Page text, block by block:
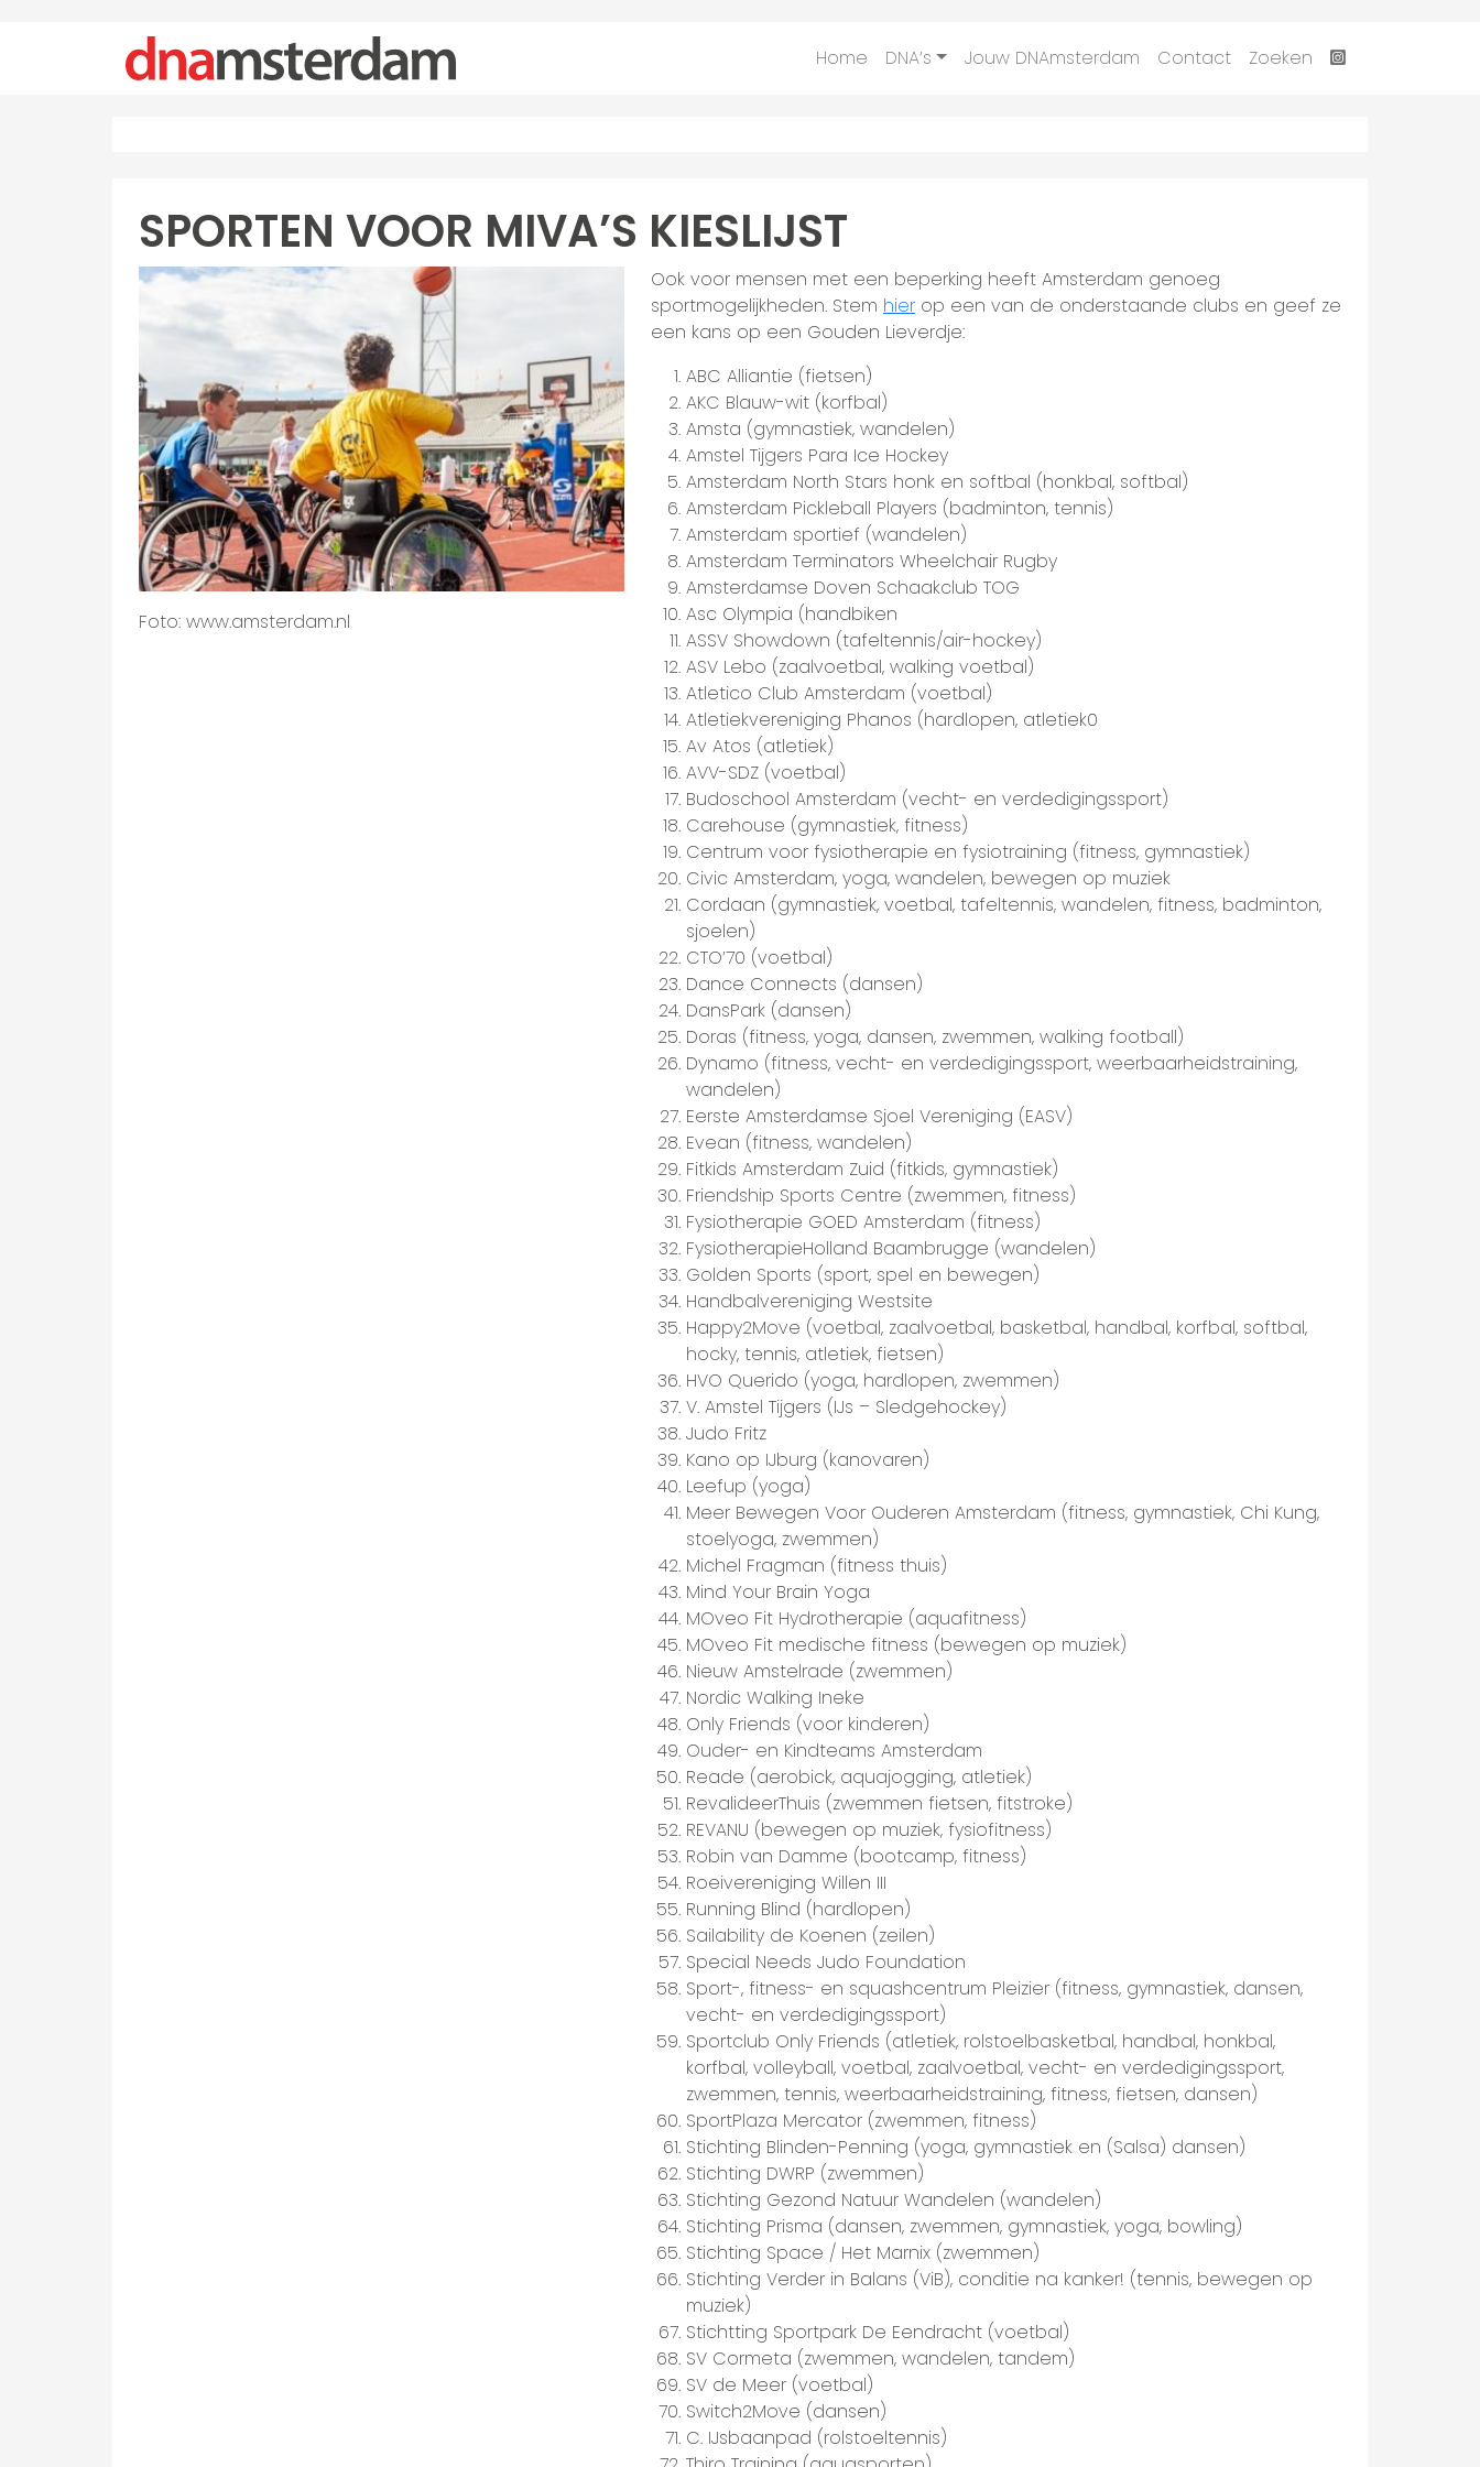
Home DNA’s Jouw DNAmsterdam Contact Zoeken
SPORTEN VOOR MIVA’S KIESLIJST
Foto: www.amsterdam.nl
Ook voor mensen met een beperking heeft Amsterdam genoeg
sportmogelijkheden. Stem hier op een van de onderstaande clubs en geef ze
een kans op een Gouden Lieverdje:
ABC Alliantie (fietsen)
AKC Blauw-wit (korfbal)
Amsta (gymnastiek, wandelen)
Amstel Tijgers Para Ice Hockey
Amsterdam North Stars honk en softbal (honkbal, softbal)
Amsterdam Pickleball Players (badminton, tennis)
Amsterdam sportief (wandelen)
Amsterdam Terminators Wheelchair Rugby
Amsterdamse Doven Schaakclub TOG
Asc Olympia (handbiken
ASSV Showdown (tafeltennis/air-hockey)
ASV Lebo (zaalvoetbal, walking voetbal)
Atletico Club Amsterdam (voetbal)
Atletiekvereniging Phanos (hardlopen, atletiek0
Av Atos (atletiek)
AVV-SDZ (voetbal)
Budoschool Amsterdam (vecht- en verdedigingssport)
Carehouse (gymnastiek, fitness)
Centrum voor fysiotherapie en fysiotraining (fitness, gymnastiek)
Civic Amsterdam, yoga, wandelen, bewegen op muziek
Cordaan (gymnastiek, voetbal, tafeltennis, wandelen, fitness, badminton,
sjoelen)
CTO’70 (voetbal)
Dance Connects (dansen)
DansPark (dansen)
Doras (fitness, yoga, dansen, zwemmen, walking football)
Dynamo (fitness, vecht- en verdedigingssport, weerbaarheidstraining,
wandelen)
Eerste Amsterdamse Sjoel Vereniging (EASV)
Evean (fitness, wandelen)
Fitkids Amsterdam Zuid (fitkids, gymnastiek)
Friendship Sports Centre (zwemmen, fitness)
Fysiotherapie GOED Amsterdam (fitness)
FysiotherapieHolland Baambrugge (wandelen)
Golden Sports (sport, spel en bewegen)
Handbalvereniging Westsite
Happy2Move (voetbal, zaalvoetbal, basketbal, handbal, korfbal, softbal,
hocky, tennis, atletiek, fietsen)
HVO Querido (yoga, hardlopen, zwemmen)
V. Amstel Tijgers (IJs – Sledgehockey)
Judo Fritz
Kano op IJburg (kanovaren)
Leefup (yoga)
Meer Bewegen Voor Ouderen Amsterdam (fitness, gymnastiek, Chi Kung,
stoelyoga, zwemmen)
Michel Fragman (fitness thuis)
Mind Your Brain Yoga
MOveo Fit Hydrotherapie (aquafitness)
MOveo Fit medische fitness (bewegen op muziek)
Nieuw Amstelrade (zwemmen)
Nordic Walking Ineke
Only Friends (voor kinderen)
Ouder- en Kindteams Amsterdam
Reade (aerobick, aquajogging, atletiek)
RevalideerThuis (zwemmen fietsen, fitstroke)
REVANU (bewegen op muziek, fysiofitness)
Robin van Damme (bootcamp, fitness)
Roeivereniging Willen III
Running Blind (hardlopen)
Sailability de Koenen (zeilen)
Special Needs Judo Foundation
Sport-, fitness- en squashcentrum Pleizier (fitness, gymnastiek, dansen,
vecht- en verdedigingssport)
Sportclub Only Friends (atletiek, rolstoelbasketbal, handbal, honkbal,
korfbal, volleyball, voetbal, zaalvoetbal, vecht- en verdedigingssport,
zwemmen, tennis, weerbaarheidstraining, fitness, fietsen, dansen)
SportPlaza Mercator (zwemmen, fitness)
Stichting Blinden-Penning (yoga, gymnastiek en (Salsa) dansen)
Stichting DWRP (zwemmen)
Stichting Gezond Natuur Wandelen (wandelen)
Stichting Prisma (dansen, zwemmen, gymnastiek, yoga, bowling)
Stichting Space / Het Marnix (zwemmen)
Stichting Verder in Balans (ViB), conditie na kanker! (tennis, bewegen op
muziek)
Stichtting Sportpark De Eendracht (voetbal)
SV Cormeta (zwemmen, wandelen, tandem)
SV de Meer (voetbal)
Switch2Move (dansen)
C. IJsbaanpad (rolstoeltennis)